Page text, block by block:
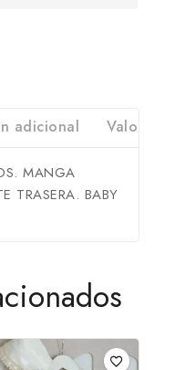
adicional
MANGA
TRASERA. BABY